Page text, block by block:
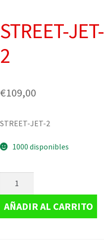
STREET-JET-
2
€109,00
STREET-JET-2
1000 disponibles
AÑADIR AL CARRITO